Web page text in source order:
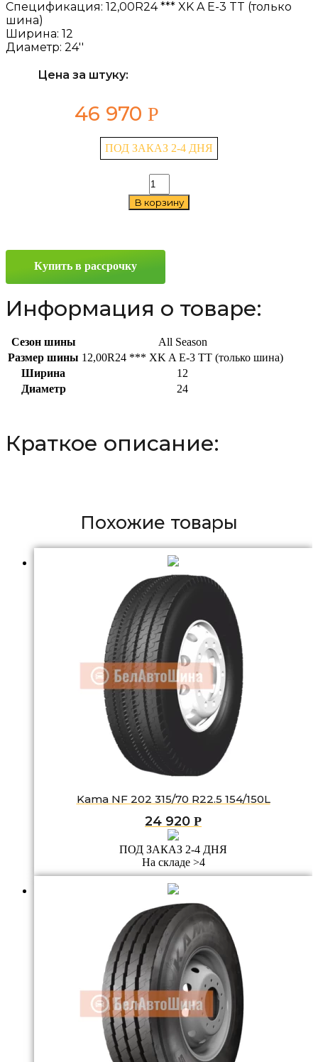
Спецификация: 12,00R24 *** XK A E-3 TT (только
шина)
Ширина: 12
Диаметр: 24''
Цена за штуку:
46 970 Р
ПОД ЗАКАЗ 2-4 ДНЯ
Количество
товара
Michelin
R24
В корзину
Купить в рассрочку
Информация о товаре:
Сезон шины
All Season
Размер шины 12,00R24 *** XK A E-3 TT (только шина)
Ширина
12
Диаметр
24
Краткое описание:
Похожие товары
Kama NF 202 315/70 R22.5 154/150L
24 920 Р
ПОД ЗАКАЗ 2-4 ДНЯ
На складе >4